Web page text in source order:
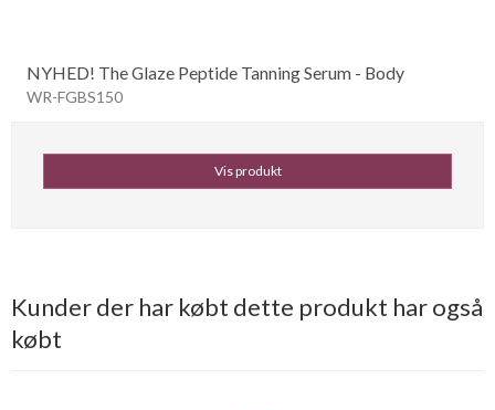
NYHED! The Glaze Peptide Tanning Serum - Body
WR-FGBS150
Vis produkt
Kunder der har købt dette produkt har også
købt